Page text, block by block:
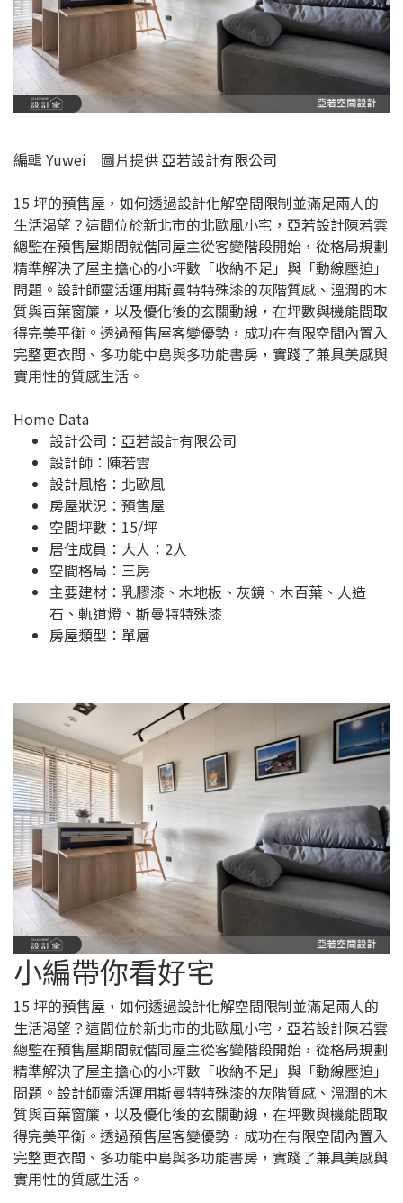
編輯 Yuwei｜圖片提供 亞若設計有限公司
15 坪的預售屋，如何透過設計化解空間限制並滿足兩人的
生活渴望？這間位於新北市的北歐風小宅，亞若設計陳若雲
總監在預售屋期間就偕同屋主從客變階段開始，從格局規劃
精準解決了屋主擔心的小坪數「收納不足」與「動線壓迫」
問題。設計師靈活運用斯曼特特殊漆的灰階質感、溫潤的木
質與百葉窗簾，以及優化後的玄關動線，在坪數與機能間取
得完美平衡。透過預售屋客變優勢，成功在有限空間內置入
完整更衣間、多功能中島與多功能書房，實踐了兼具美感與
實用性的質感生活。
Home Data
設計公司： 亞若設計有限公司
設計師：陳若雲
設計風格：北歐風
房屋狀況：預售屋
空間坪數：15/坪
居住成員：大人：2人
空間格局：三房
主要建材：乳膠漆、木地板、灰鏡、木百葉、人造
石、軌道燈、斯曼特特殊漆
房屋類型：單層
小編帶你看好宅
15 坪的預售屋，如何透過設計化解空間限制並滿足兩人的
生活渴望？這間位於新北市的北歐風小宅，亞若設計陳若雲
總監在預售屋期間就偕同屋主從客變階段開始，從格局規劃
精準解決了屋主擔心的小坪數「收納不足」與「動線壓迫」
問題。設計師靈活運用斯曼特特殊漆的灰階質感、溫潤的木
質與百葉窗簾，以及優化後的玄關動線，在坪數與機能間取
得完美平衡。透過預售屋客變優勢，成功在有限空間內置入
完整更衣間、多功能中島與多功能書房，實踐了兼具美感與
實用性的質感生活。